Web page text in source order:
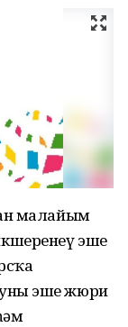
малайым
эше
эше жюри